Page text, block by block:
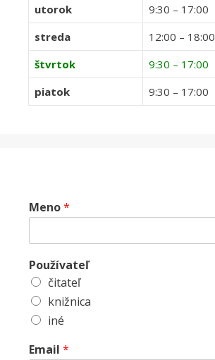
utorok
9:30 – 17:00
streda
12:00 – 18:00
štvrtok
9:30 – 17:00
piatok
9:30 – 17:00
Meno*
Používateľ
čitateľ
knižnica
iné
Email *